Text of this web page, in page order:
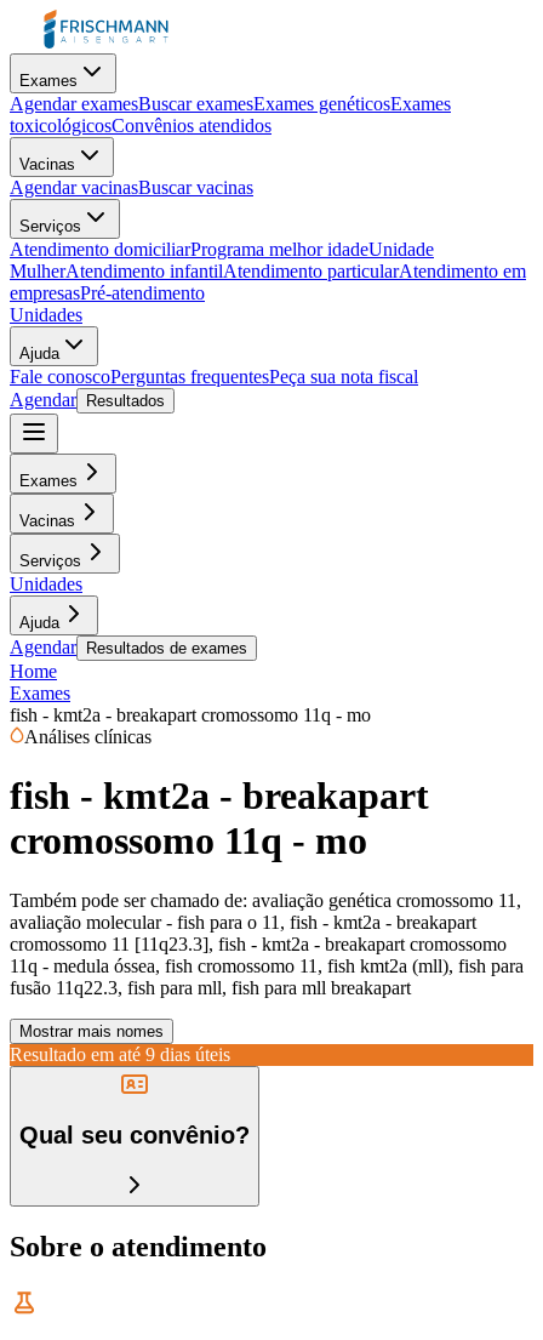
Exames
Agendar examesBuscar examesExames genéticosExames
toxicológicosConvênios atendidos
Vacinas
Agendar vacinasBuscar vacinas
Serviços
Atendimento domiciliarPrograma melhor idadeUnidade
MulherAtendimento infantilAtendimento particularAtendimento em
empresasPré-atendimento
Unidades
Ajuda
Fale conoscoPerguntas frequentesPeça sua nota fiscal
Agendar
Resultados
Exames
Vacinas
Serviços
Unidades
Ajuda
Agendar Resultados de exames
Home
Exames
fish - kmt2a - breakapart cromossomo 11q - mo
Análises clínicas
fish - kmt2a - breakapart
cromossomo 11q - mo
Também pode ser chamado de: avaliação genética cromossomo 11,
avaliação molecular - fish para o 11, fish - kmt2a - breakapart
cromossomo 11 [11q23.3], fish - kmt2a - breakapart cromossomo
11q - medula óssea, fish cromossomo 11, fish kmt2a (mll), fish para
fusão 11q22.3, fish para mll, fish para mll breakapart
Mostrar mais nomes
Resultado em até 9 dias úteis
Qual seu convênio?
Sobre o atendimento